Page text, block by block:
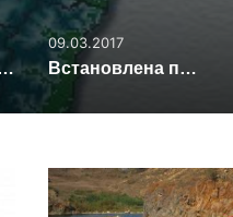
періоду: версія, як з цим пов’язано винищення індіанців
09.03.2017
Встановлена причина загибелі останніх мамонтів на Землі
Опубліковані
перші